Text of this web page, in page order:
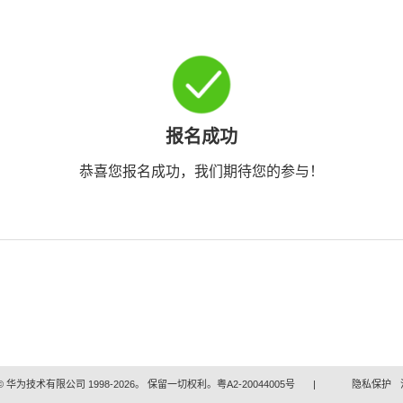
报名成功
恭喜您报名成功，我们期待您的参与！
华为技术有限公司 1998-2026。 保留一切权利。粤A2-20044005号 | 隐私保护